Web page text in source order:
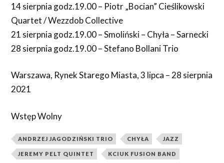
14 sierpnia godz.19.00 – Piotr „Bocian” Cieślikowski
Quartet / Wezzdob Collective
21 sierpnia godz.19.00 – Smoliński – Chyła – Sarnecki
28 sierpnia godz.19.00 – Stefano Bollani Trio
Warszawa, Rynek Starego Miasta, 3 lipca – 28 sierpnia
2021
Wstęp Wolny
ANDRZEJ JAGODZIŃSKI TRIO CHYŁA JAZZ
JEREMY PELT QUINTET KCIUK FUSION BAND